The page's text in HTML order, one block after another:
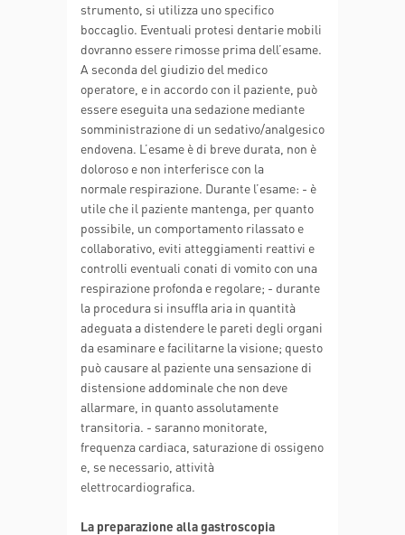
strumento, si utilizza uno specifico
boccaglio. Eventuali protesi dentarie mobili
dovranno essere rimosse prima dell’esame.
A seconda del giudizio del medico
operatore, e in accordo con il paziente, può
essere eseguita una sedazione mediante
somministrazione di un sedativo/analgesico
endovena. L’esame è di breve durata, non è
doloroso e non interferisce con la
normale respirazione. Durante l’esame: - è
utile che il paziente mantenga, per quanto
possibile, un comportamento rilassato e
collaborativo, eviti atteggiamenti reattivi e
controlli eventuali conati di vomito con una
respirazione profonda e regolare; - durante
la procedura si insuffla aria in quantità
adeguata a distendere le pareti degli organi
da esaminare e facilitarne la visione; questo
può causare al paziente una sensazione di
distensione addominale che non deve
allarmare, in quanto assolutamente
transitoria. - saranno monitorate,
frequenza cardiaca, saturazione di ossigeno
e, se necessario, attività
elettrocardiografica.
La preparazione alla gastroscopia